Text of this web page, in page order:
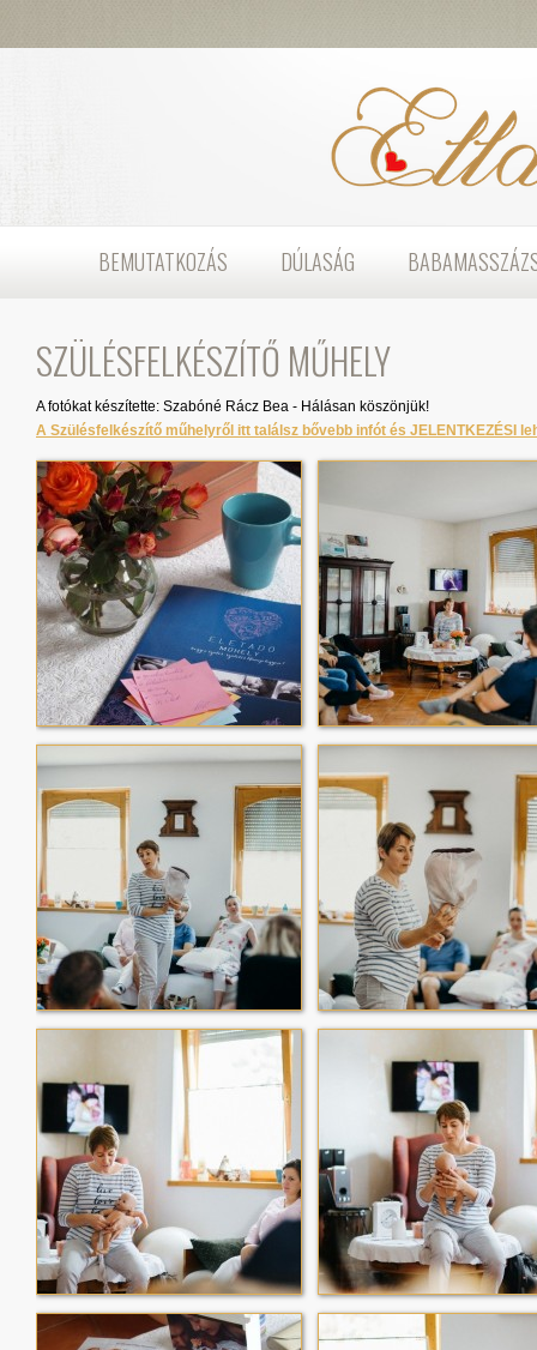
BEMUTATKOZÁS DÚLASÁG
SZÜLÉSFELKÉSZÍTŐ MŰHELY
A fotókat készítette: Szabóné Rácz Bea - Hálásan köszönjük!
A Szülésfelkészítő műhelyről itt találsz bővebb infót és JELENTKEZÉSI